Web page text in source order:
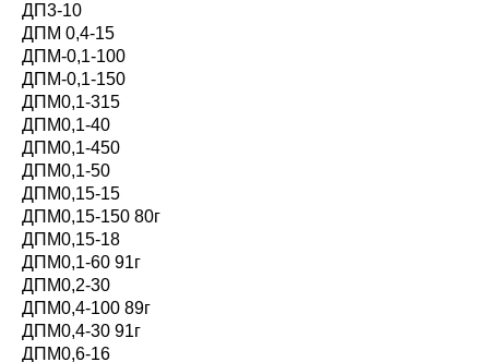
ДП3-10
ДПМ 0,4-15
ДПМ-0,1-100
ДПМ-0,1-150
ДПМ0,1-315
ДПМ0,1-40
ДПМ0,1-450
ДПМ0,1-50
ДПМ0,15-15
ДПМ0,15-150 80г
ДПМ0,15-18
ДПМ0,1-60 91г
ДПМ0,2-30
ДПМ0,4-100 89г
ДПМ0,4-30 91г
ДПМ0,6-16